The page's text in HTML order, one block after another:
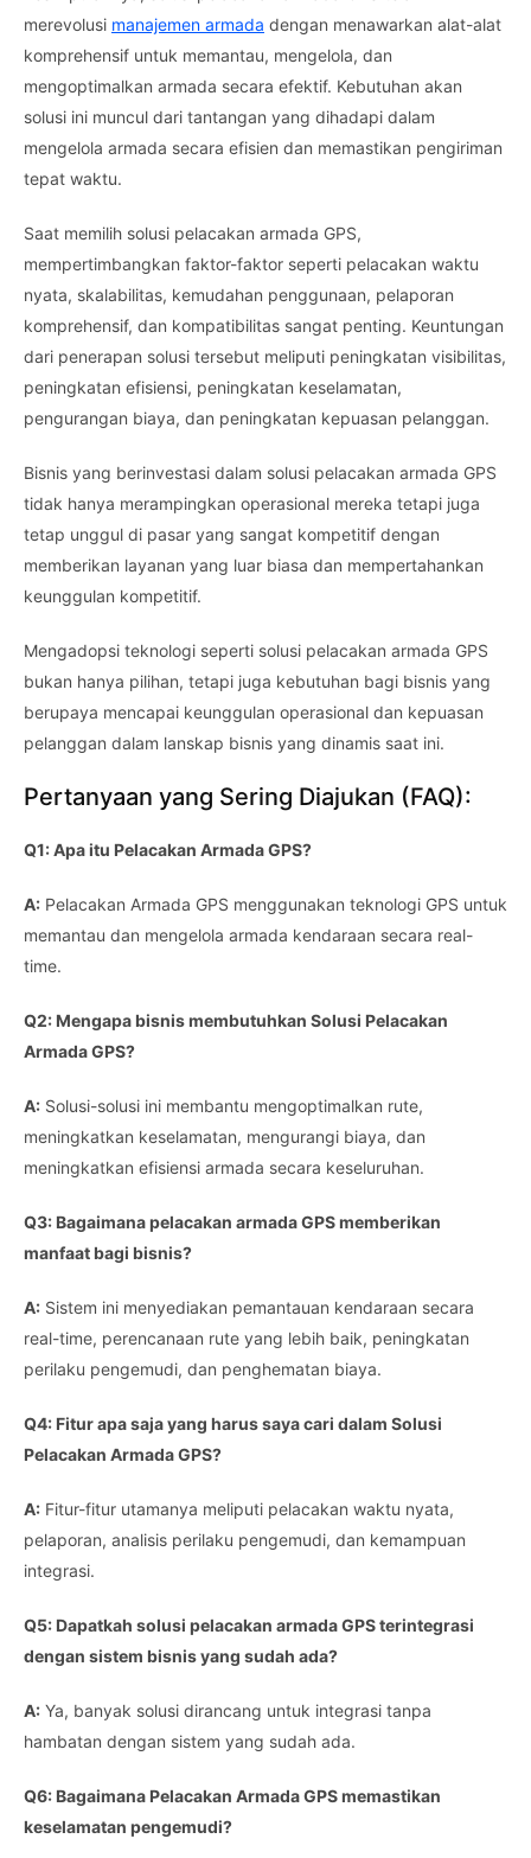
merevolusi manajemen armada dengan menawarkan alat-alat
komprehensif untuk memantau, mengelola, dan
mengoptimalkan armada secara efektif. Kebutuhan akan
solusi ini muncul dari tantangan yang dihadapi dalam
mengelola armada secara efisien dan memastikan pengiriman
tepat waktu.
Saat memilih solusi pelacakan armada GPS,
mempertimbangkan faktor-faktor seperti pelacakan waktu
nyata, skalabilitas, kemudahan penggunaan, pelaporan
komprehensif, dan kompatibilitas sangat penting. Keuntungan
dari penerapan solusi tersebut meliputi peningkatan visibilitas,
peningkatan efisiensi, peningkatan keselamatan,
pengurangan biaya, dan peningkatan kepuasan pelanggan.
Bisnis yang berinvestasi dalam solusi pelacakan armada GPS
tidak hanya merampingkan operasional mereka tetapi juga
tetap unggul di pasar yang sangat kompetitif dengan
memberikan layanan yang luar biasa dan mempertahankan
keunggulan kompetitif.
Mengadopsi teknologi seperti solusi pelacakan armada GPS
bukan hanya pilihan, tetapi juga kebutuhan bagi bisnis yang
berupaya mencapai keunggulan operasional dan kepuasan
pelanggan dalam lanskap bisnis yang dinamis saat ini.
Pertanyaan yang Sering Diajukan (FAQ):
Q1: Apa itu Pelacakan Armada GPS?
A: Pelacakan Armada GPS menggunakan teknologi GPS untuk
memantau dan mengelola armada kendaraan secara real-
time.
Q2: Mengapa bisnis membutuhkan Solusi Pelacakan
Armada GPS?
A: Solusi-solusi ini membantu mengoptimalkan rute,
meningkatkan keselamatan, mengurangi biaya, dan
meningkatkan efisiensi armada secara keseluruhan.
Q3: Bagaimana pelacakan armada GPS memberikan
manfaat bagi bisnis?
A: Sistem ini menyediakan pemantauan kendaraan secara
real-time, perencanaan rute yang lebih baik, peningkatan
perilaku pengemudi, dan penghematan biaya.
Q4: Fitur apa saja yang harus saya cari dalam Solusi
Pelacakan Armada GPS?
A: Fitur-fitur utamanya meliputi pelacakan waktu nyata,
pelaporan, analisis perilaku pengemudi, dan kemampuan
integrasi.
Q5: Dapatkah solusi pelacakan armada GPS terintegrasi
dengan sistem bisnis yang sudah ada?
A: Ya, banyak solusi dirancang untuk integrasi tanpa
hambatan dengan sistem yang sudah ada.
Q6: Bagaimana Pelacakan Armada GPS memastikan
keselamatan pengemudi?